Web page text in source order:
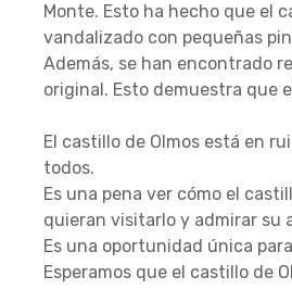
Monte. Esto ha hecho que el
vandalizado con pequeñas
Además, se han encontrado
original. Esto demuestra que
El castillo de Olmos está en
todos.
Es una pena ver cómo el
quieran visitarlo y admirar su
Es una oportunidad única
Esperamos que el castillo de